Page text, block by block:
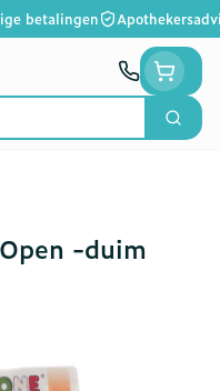
betalingen
Zoek
-duim